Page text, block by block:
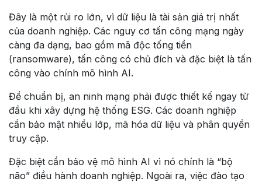
Đây là một rủi ro lớn, vì dữ liệu là tài sản giá trị nhất
của doanh nghiệp. Các nguy cơ tấn công mạng ngày
càng đa dạng, bao gồm mã độc tống tiền
(ransomware), tấn công có chủ đích và đặc biệt là tấn
công vào chính mô hình AI.
Để chuẩn bị, an ninh mạng phải được thiết kế ngay từ
đầu khi xây dựng hệ thống ESG. Các doanh nghiệp
cần bảo mật nhiều lớp, mã hóa dữ liệu và phân quyền
truy cập.
Đặc biệt cần bảo vệ mô hình AI vì nó chính là “bộ
não” điều hành doanh nghiệp. Ngoài ra, việc đào tạo